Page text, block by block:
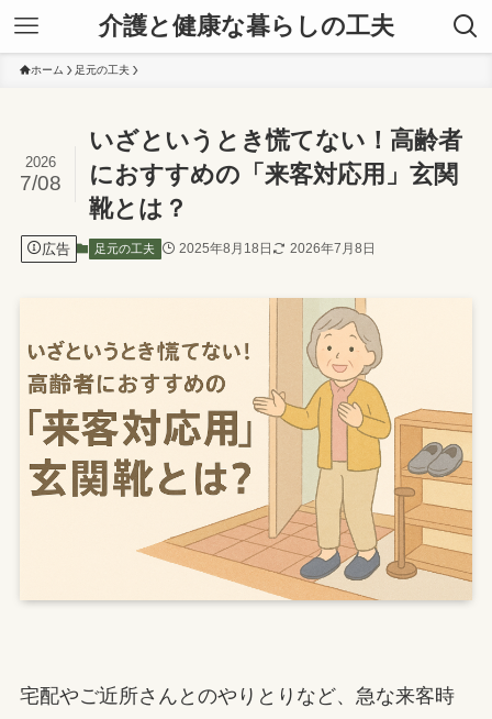
介護と健康な暮らしの工夫
ホーム 足元の工夫
いざというとき慌てない！高齢者
におすすめの「来客対応用」玄関
靴とは？
2026
7/08
広告 足元の工夫 2025年8月18日 2026年7月8日
宅配やご近所さんとのやりとりなど、急な来客時